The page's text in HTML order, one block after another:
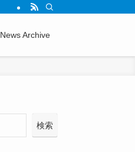
News Archive
検索